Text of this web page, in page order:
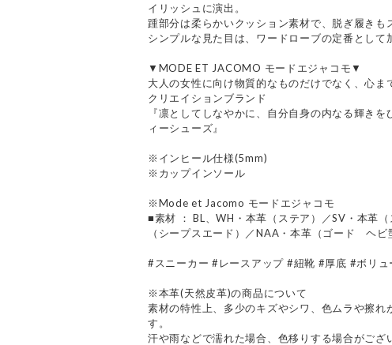
イリッシュに演出。
踵部分は柔らかいクッション素材で、脱ぎ履きも
シンプルな見た目は、ワードローブの定番として
▼MODE ET JACOMO モードエジャコモ▼
大人の女性に向け物質的なものだけでなく、心ま
クリエイションブランド
『凛としてしなやかに、自分自身の内なる輝き
ィーシューズ』
※インヒール仕様(5mm)
※カップインソール
※Mode et Jacomo モードエジャコモ
■素材 ： BL、WH・本革（ステア）／SV・本革
（シープスエード）／NAA・本革（ゴード ヘビ
#スニーカー #レースアップ #紐靴 #厚底 #ボリュ
※本革(天然皮革)の商品について
素材の特性上、多少のキズやシワ、色ムラや擦れ
す。
汗や雨などで濡れた場合、色移りする場合がござ